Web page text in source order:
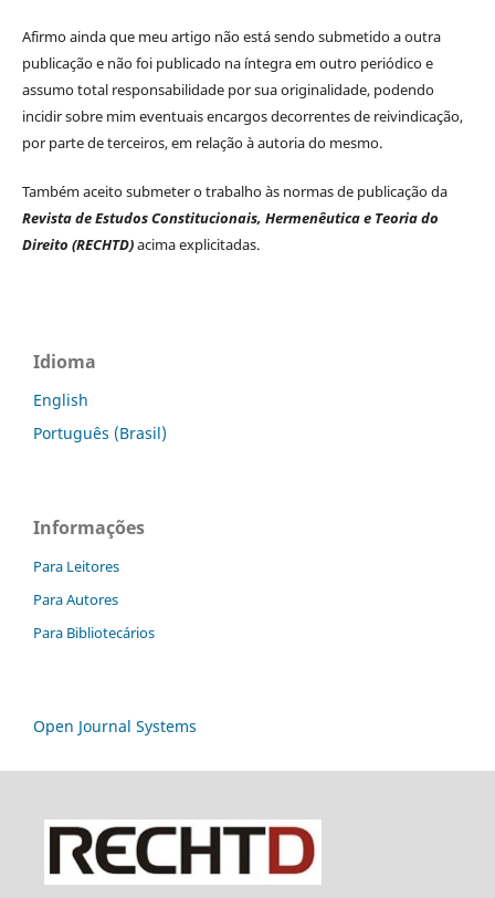
Afirmo ainda que meu artigo não está sendo submetido a outra
publicação e não foi publicado na íntegra em outro periódico e
assumo total responsabilidade por sua originalidade, podendo
incidir sobre mim eventuais encargos decorrentes de reivindicação,
por parte de terceiros, em relação à autoria do mesmo.
Também aceito submeter o trabalho às normas de publicação da
Revista de Estudos Constitucionais, Hermenêutica e Teoria do
Direito (RECHTD)acima explicitadas.
Idioma
English
Português (Brasil)
Informações
Para Leitores
Para Autores
Para Bibliotecários
Open Journal Systems